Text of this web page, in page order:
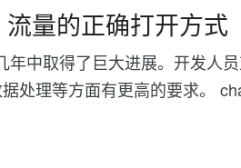
量的正确打开方式
中取得了巨大进展。开发人
处理等方面有更高的要求。